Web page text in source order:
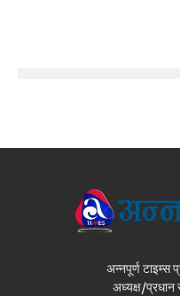
अन्नपूर्ण टाइम्स
अध्यक्ष/प्रधान